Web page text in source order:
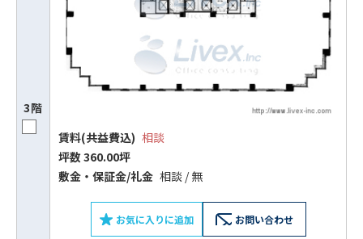
3階
賃料(共益費込) 相談
坪数 360.00坪
敷⾦‧保証⾦/礼⾦ 相談 / 無
お気に入りに追加 お問い合わせ